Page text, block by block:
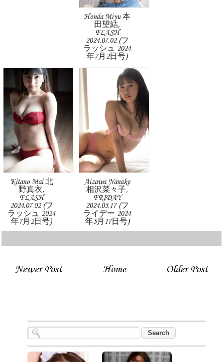
Honda Miyu 本
田望結,
FLASH
2024.07.02 (フ
ラッシュ 2024
年7月2日号)
Kitano Mai 北
野真衣,
FLASH
2024.07.02 (フ
ラッシュ 2024
年7月2日号)
Aizawa Nanako
相沢菜々子,
FRIDAY
2024.05.17 (フ
ライデー 2024
年5月17日号)
Newer Post Older Post
Home